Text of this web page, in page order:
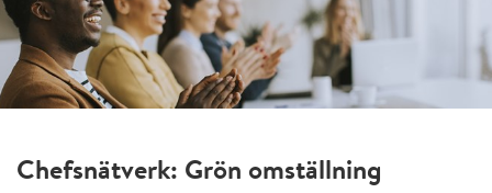
Chefsnätverk: Grön omställning